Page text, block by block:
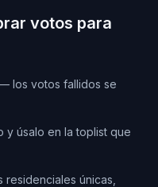
votos para
los votos fallidos se
y úsalo en la toplist que
únicas,